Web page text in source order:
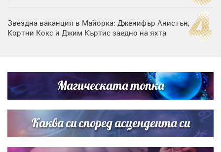
Звездна ваканция в Майорка: Дженифър Анистън,
Кортни Кокс и Джим Къртис заедно на яхта
Братя Аргирови я изненадаха с песен
Дъщерята на Гала - Мари отплава с любимия и двете
си деца на семейна морска приказка
Магическата топка
Каква си според асцендента си